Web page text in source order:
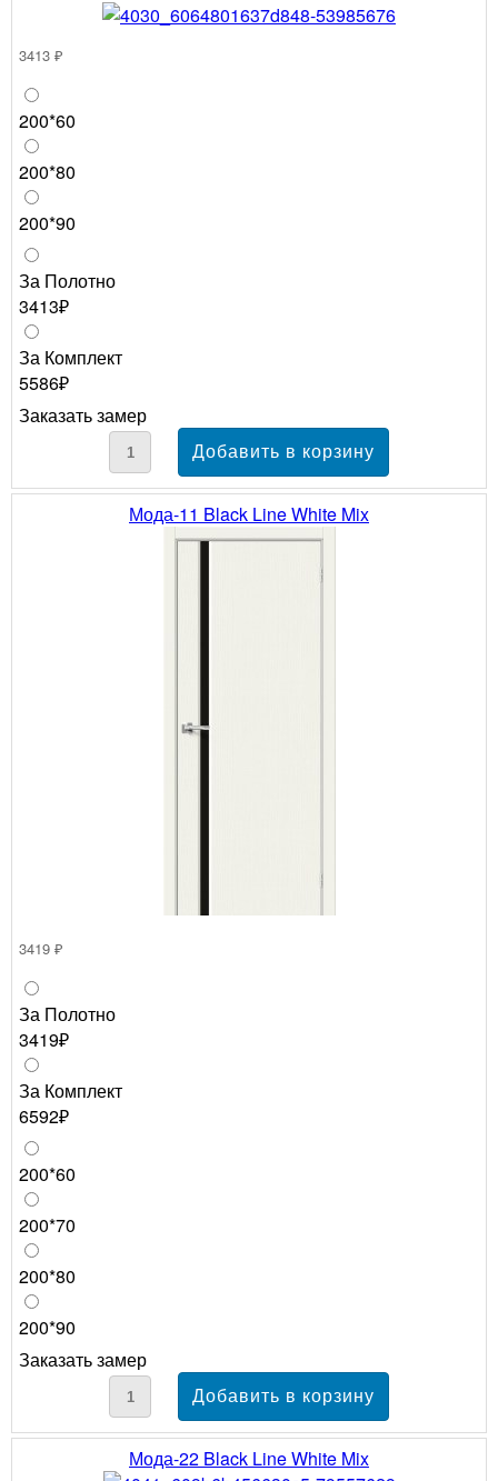
3413 ₽
200*60
200*80
200*90
За Полотно
3413₽
За Комплект
5586₽
Заказать замер
Мода-11 Black Line White Mix
3419 ₽
За Полотно
3419₽
За Комплект
6592₽
200*60
200*70
200*80
200*90
Заказать замер
Мода-22 Black Line White Mix